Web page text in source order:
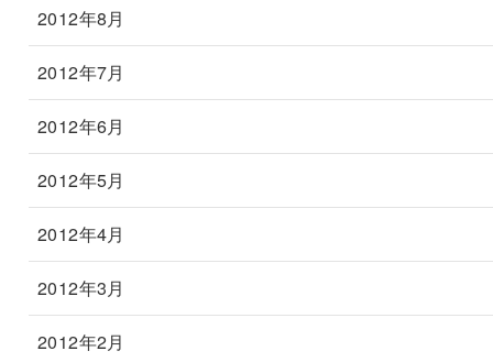
2012年8月
2012年7月
2012年6月
2012年5月
2012年4月
2012年3月
2012年2月